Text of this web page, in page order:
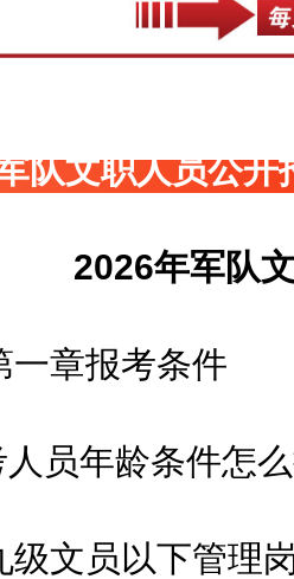
队文职人员公
2026年军队
章报考条件
年龄条件怎么
员以下管理岗